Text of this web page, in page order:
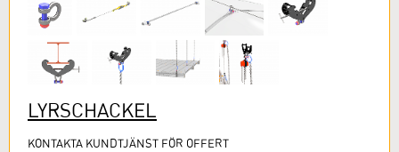
LYRSCHACKEL
KONTAKTA KUNDTJÄNST FÖR OFFERT